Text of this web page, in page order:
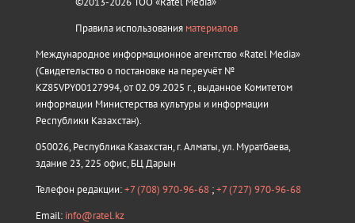
Правила использования материалов
Международное информационное агентство «Ratel Media»
(Свидетельство о постановке на переучёт №
KZ85VPY00127994, от 02.09.2025 г., выданное Комитетом
информации Министерства культуры и информации
Республики Казахстан).
050026, Республика Казахстан, г. Алматы, ул. Муратбаева,
здание 23, 225 офис, БЦ Дарын
Телефон редакции:+7 (708) 970-96-68 ;+7 (727) 970-96-68
Email: info@ratel.kz